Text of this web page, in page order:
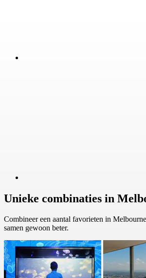
Unieke combinaties in
Combineer een aantal favorieten in
samen gewoon beter.